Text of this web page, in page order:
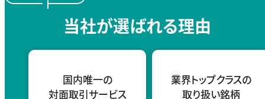
当社が選ばれる理由
国内唯一の
対面取引サービス
業界トップクラスの
取り扱い銘柄